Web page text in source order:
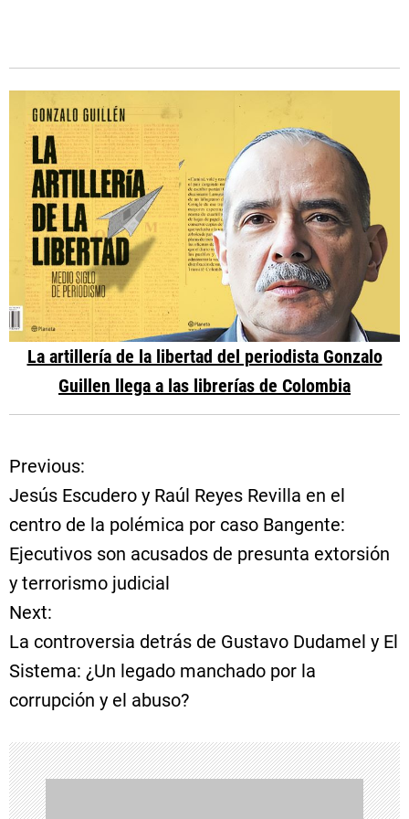
La artillería de la libertad del periodista Gonzalo
Guillen llega a las librerías de Colombia
N
a
v
e
g
a
c
i
Previous:
Jesús Escudero y Raúl Reyes Revilla en el
centro de la polémica por caso Bangente:
Ejecutivos son acusados de presunta extorsión
y terrorismo judicial
Next:
La controversia detrás de Gustavo Dudamel y El
Sistema: ¿Un legado manchado por la
corrupción y el abuso?